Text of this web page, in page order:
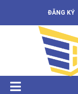
ĐĂNG KÝ